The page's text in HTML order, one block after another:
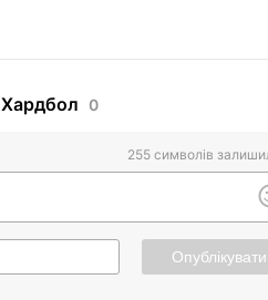
Хардбол 0
255 символів
Опублікувати